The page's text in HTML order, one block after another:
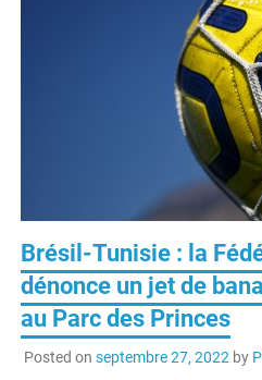
Brésil-Tunisie : la
dénonce un jet de
au Parc des Princes
Posted on septembre 27, 2022 by